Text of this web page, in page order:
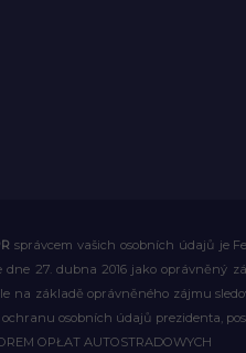
správcem vašich osobních údajů je
27. dubna 2016 jako oprávněný
na základě oprávněného zájmu
osobních údajů prezidenta,
OPŁAT AUTOSTRADOWYCH